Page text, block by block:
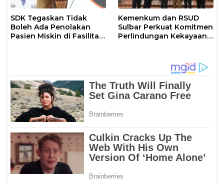
SDK Tegaskan Tidak
Boleh Ada Penolakan
Pasien Miskin di Fasilitas
Kemenkum dan RSUD
Sulbar Perkuat Komitmen
Perlindungan Kekayaan